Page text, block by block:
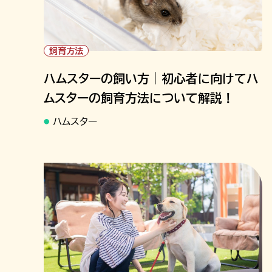
飼育方法
ハムスターの飼い方｜初心者に向けてハ
ムスターの飼育方法について解説！
ハムスター